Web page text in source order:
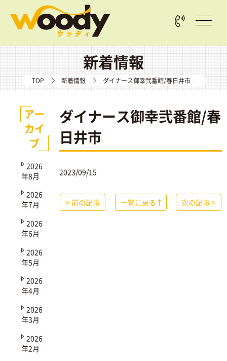
新着情報
TOP 新着情報 ダイナース御幸弐番館/春日井市
ダイナース御幸弐番館/春
日井市
2023/09/15
前の記事 次の記事
一覧に戻る
アー
カイ
ブ
2026
年8月
2026
年7月
2026
年6月
2026
年5月
2026
年4月
2026
年3月
2026
年2月